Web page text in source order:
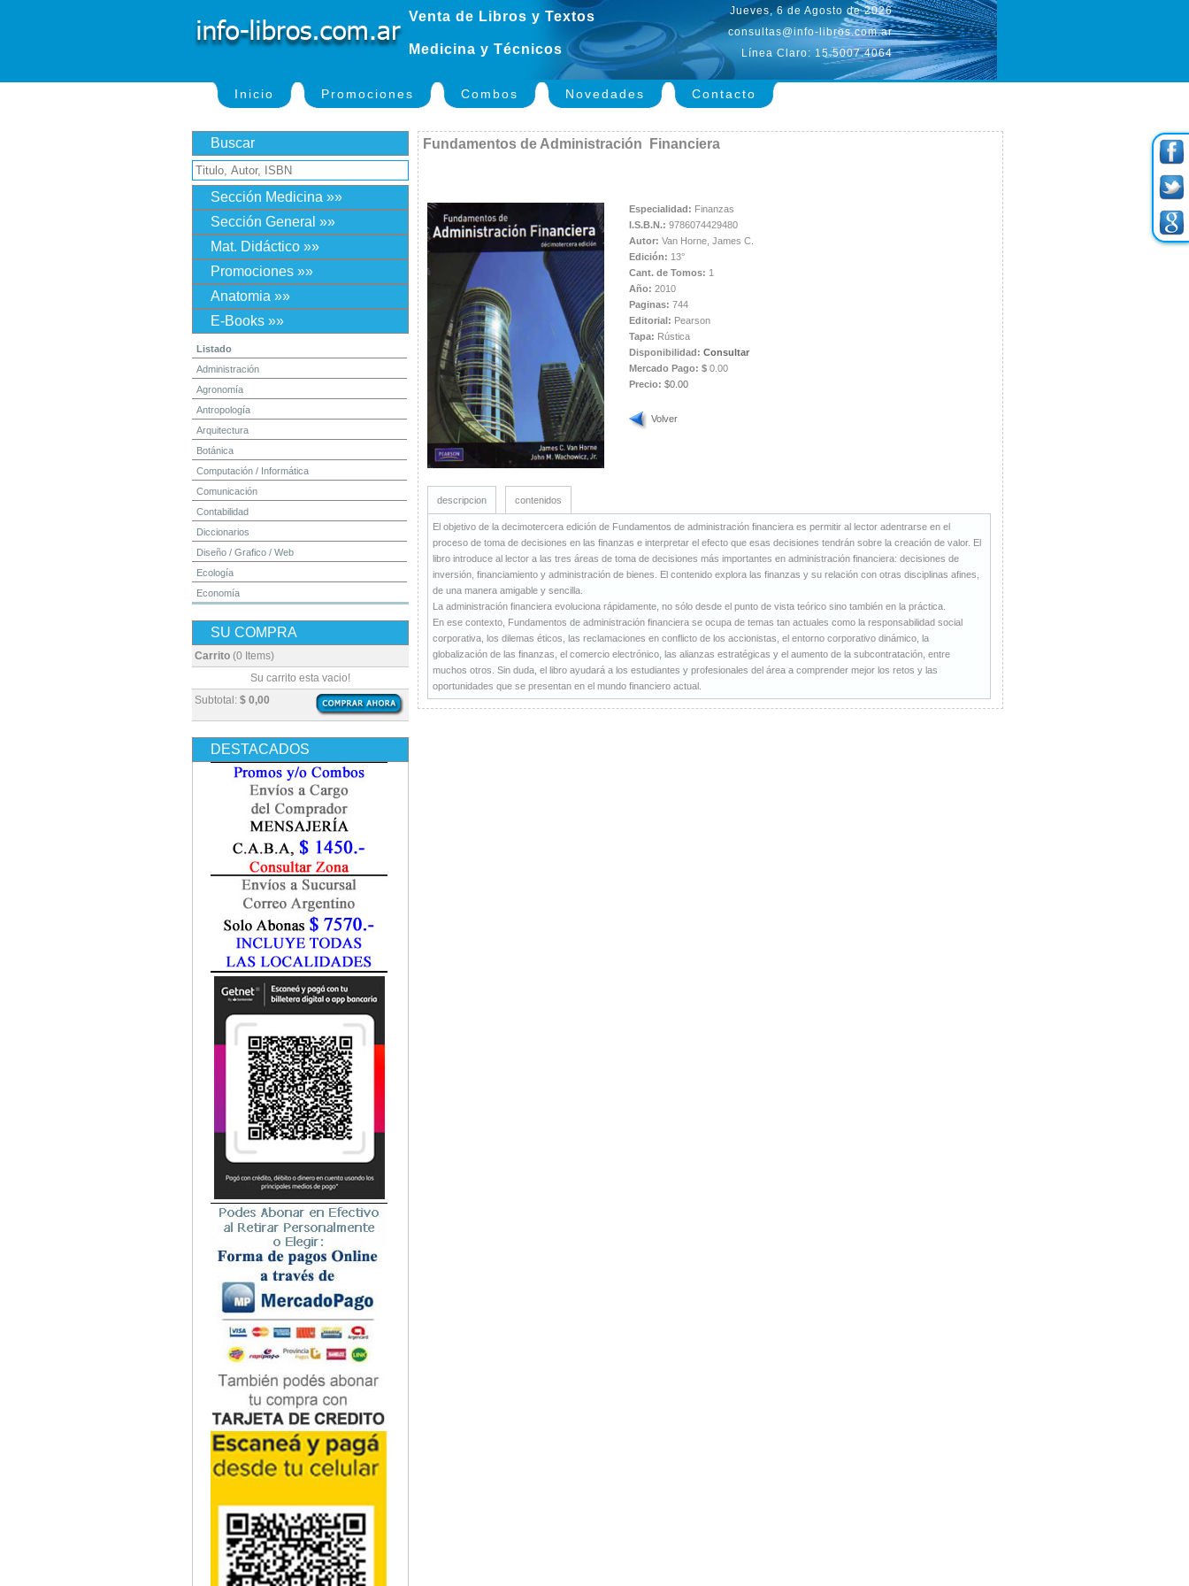
Venta de Libros y Textos
Medicina y Técnicos
Jueves, 6 de Agosto de 2026
consultas@info-libros.com.ar
Línea Claro: 15.5007.4064
Inicio Promociones Combos Novedades Contacto
Buscar
Sección Medicina »»
Sección General »»
Mat. Didáctico »»
Promociones »»
Anatomia »»
E-Books »»
Listado
Administración
Agronomía
Antropología
Arquitectura
Botánica
Computación / Informática
Comunicación
Contabilidad
Diccionarios
Diseño / Grafico / Web
Ecología
Economía
Electrónica
Estadística
Física
Higiene y Seguridad
Historia
Ingeniería
Marketing / Publicidad
Metodología Investigación
Negocios
Periodismo
Política
Programación
Psicología
Química
Recursos Humanos
Redes / LAN / WiFi
Sociología
SU COMPRA
Carrito (0 Items)
Subtotal: $ 0,00
Su carrito esta vacio!
DESTACADOS
Fundamentos de Administración Financiera
Especialidad: Finanzas
I.S.B.N.: 9786074429480
Autor: Van Horne, James C.
Edición: 13°
Cant. de Tomos: 1
Año: 2010
Paginas: 744
Editorial: Pearson
Tapa: Rústica
Disponibilidad: Consultar
Mercado Pago: $ 0.00
Precio: $0.00
Volver
descripcion contenidos
El objetivo de la decimotercera edición de Fundamentos de administración financiera es permitir al lector adentrarse en el
proceso de toma de decisiones en las finanzas e interpretar el efecto que esas decisiones tendrán sobre la creación de valor. El
libro introduce al lector a las tres áreas de toma de decisiones más importantes en administración financiera: decisiones de
inversión, financiamiento y administración de bienes. El contenido explora las finanzas y su relación con otras disciplinas afines,
de una manera amigable y sencilla.
La administración financiera evoluciona rápidamente, no sólo desde el punto de vista teórico sino también en la práctica.
En ese contexto, Fundamentos de administración financiera se ocupa de temas tan actuales como la responsabilidad social
corporativa, los dilemas éticos, las reclamaciones en conflicto de los accionistas, el entorno corporativo dinámico, la
globalización de las finanzas, el comercio electrónico, las alianzas estratégicas y el aumento de la subcontratación, entre
muchos otros. Sin duda, el libro ayudará a los estudiantes y profesionales del área a comprender mejor los retos y las
oportunidades que se presentan en el mundo financiero actual.